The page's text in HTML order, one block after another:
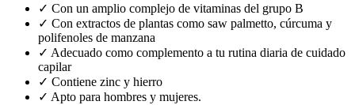
✓ Con un amplio complejo de vitaminas del grupo B
✓ Con extractos de plantas como saw palmetto, cúrcuma y
polifenoles de manzana
✓ Adecuado como complemento a tu rutina diaria de cuidado
capilar
✓ Contiene zinc y hierro
✓ Apto para hombres y mujeres.